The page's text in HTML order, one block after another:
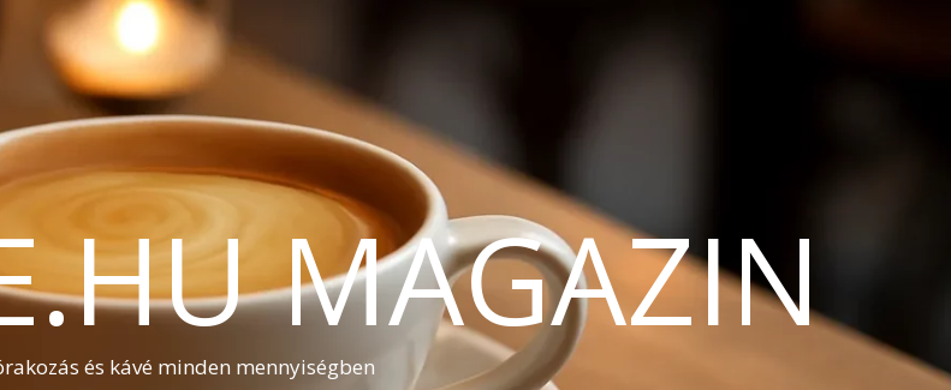
MAGAZIN
és kávé minden mennyiségben